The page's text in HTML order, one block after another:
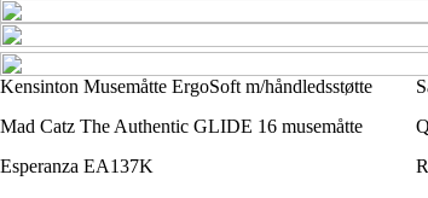
Kensinton Musemåtte ErgoSoft m/håndledsstøtte
Mad Catz The Authentic GLIDE 16 musemåtte
Esperanza EA137K